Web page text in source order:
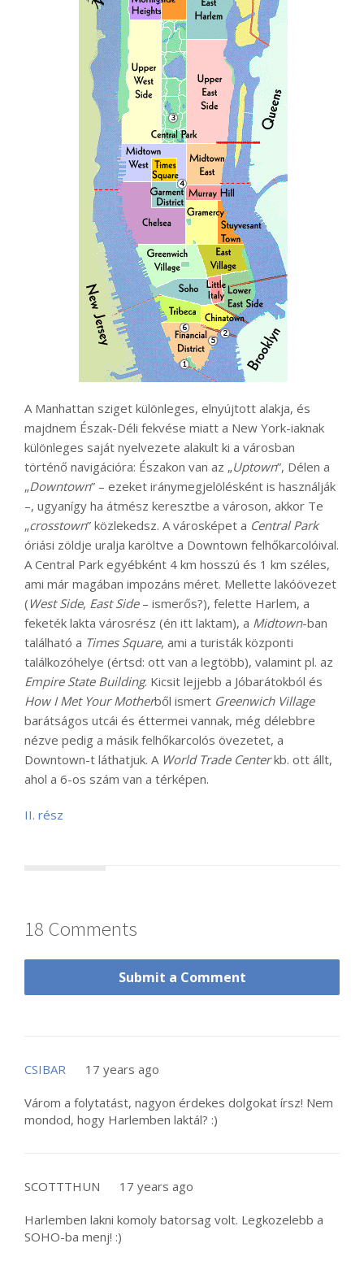
A Manhattan sziget különleges, elnyújtott alakja, és
majdnem Észak-Déli fekvése miatt a New York-iaknak
különleges saját nyelvezete alakult ki a városban
történő navigációra: Északon van az „Uptown”, Délen a
„Downtown” – ezeket iránymegjelölésként is használják
–, ugyanígy ha átmész keresztbe a városon, akkor Te
„crosstown” közlekedsz. A városképet a Central Park
óriási zöldje uralja karöltve a Downtown felhőkarcolóival.
A Central Park egyébként 4 km hosszú és 1 km széles,
ami már magában impozáns méret. Mellette lakóövezet
( West Side, East Side– ismerős?), felette Harlem, a
feketék lakta városrész (én itt laktam), a Midtown-ban
található a Times Square, ami a turisták központi
találkozóhelye (értsd: ott van a legtöbb), valamint pl. az
Empire State Building. Kicsit lejjebb a Jóbarátokból és
How I Met Your Motherből ismert Greenwich Village
barátságos utcái és éttermei vannak, még délebbre
nézve pedig a másik felhőkarcolós övezetet, a
Downtown-t láthatjuk. A World Trade Centerkb. ott állt,
ahol a 6-os szám van a térképen.
II. rész
18 Comments
Submit a Comment
CSIBAR 17 years ago
Várom a folytatást, nagyon érdekes dolgokat írsz! Nem
mondod, hogy Harlemben laktál? :)
SCOTTTHUN 17 years ago
Harlemben lakni komoly batorsag volt. Legkozelebb a
SOHO-ba menj! :)